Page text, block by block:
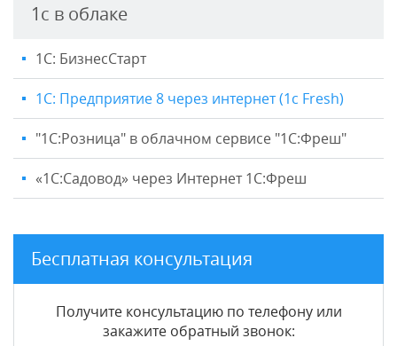
1с в облаке
1С: БизнесСтарт
1С: Предприятие 8 через интернет (1c Fresh)
"1C:Розница" в облачном сервисе "1С:Фреш"
«1С:Садовод» через Интернет 1С:Фреш
Бесплатная консультация
Получите консультацию по телефону или
закажите обратный звонок: